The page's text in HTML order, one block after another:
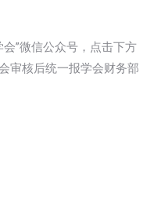
”微信公众号，点击下方
审核后统一报学会财务部